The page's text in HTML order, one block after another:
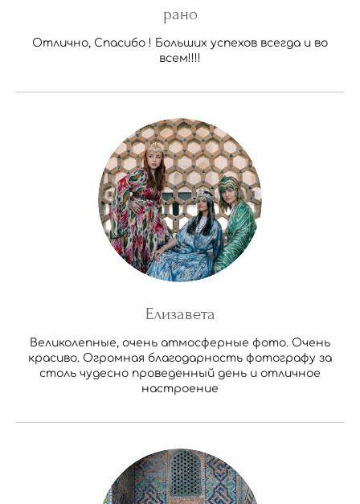
рано
Отлично, Спасибо ! Больших успехов всегда и во
всем!!!!
Елизавета
Великолепные, очень атмосферные фото. Очень
красиво. Огромная благодарность фотографу за
столь чудесно проведенный день и отличное
настроение